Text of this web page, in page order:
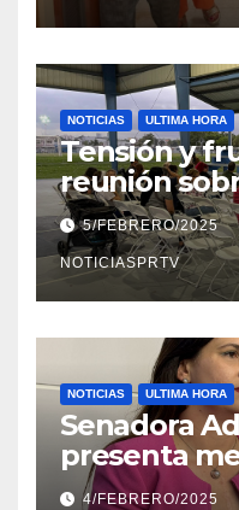
NOTICIAS ULTIMA HORA
Tensión y
reunión
Reparto
5/FEBRERO/2025
NOTICIASPRTV
NOTICIAS ULTIMA HORA
Senadora
presenta
violencia en
4/FEBRERO/2025